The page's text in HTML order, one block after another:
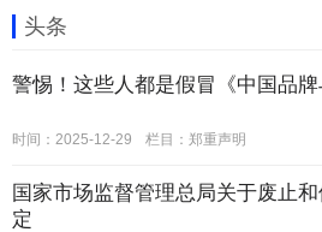
头条
警惕！这些人都是假冒《中国品牌
时间：2025-12-29 栏目： 郑重声明
国家市场监督管理总局关于废止
定